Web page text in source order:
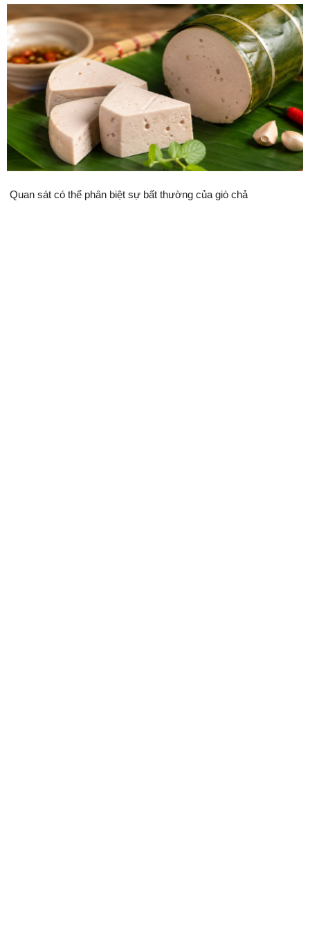
Quan sát có thể phȃn biệt sự bất thường của giò chả